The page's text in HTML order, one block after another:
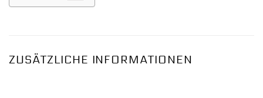
ZUSÄTZLICHE INFORMATIONEN